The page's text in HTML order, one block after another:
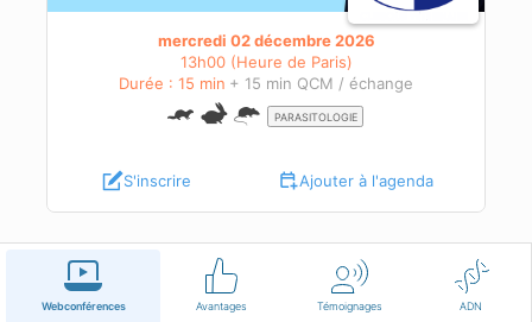
Webconférences Avantages Témoignages ADN
mercredi 02 décembre 2026
13h00 (Heure de Paris)
Durée : 15 min + 15 min QCM / échange
PARASITOLOGIE
S'inscrire Ajouter à l'agenda
Français Conditions d'utilisation Nous contacter